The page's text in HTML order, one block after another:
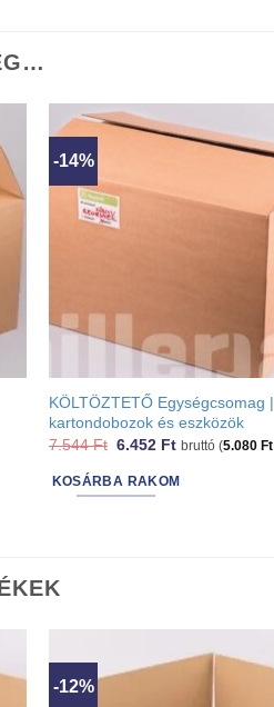
-14%
KÖLTÖZTETŐ Egységcsomag |
kartondobozok és eszközök
7.544Ft Original
was:
7.544 Ft.
6.452 FtCurrent
is:
6.452 Ft.
bruttó (5.080 Ft
KOSÁRBA RAKOM
-12%